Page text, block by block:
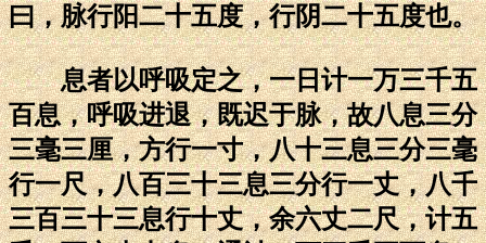
曰，脉行阳二十五度，行阴二十五度也。
息者以呼吸定之，一日计一万三千五
百息，呼吸进退，既迟于脉，故八息三分
三毫三厘，方行一寸，八十三息三分三毫
行一尺，八百三十三息三分行一丈，八千
三百三十三息行十丈，余六丈二尺，计五